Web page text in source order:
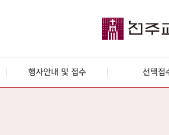
행사안내 및 접수 선택접